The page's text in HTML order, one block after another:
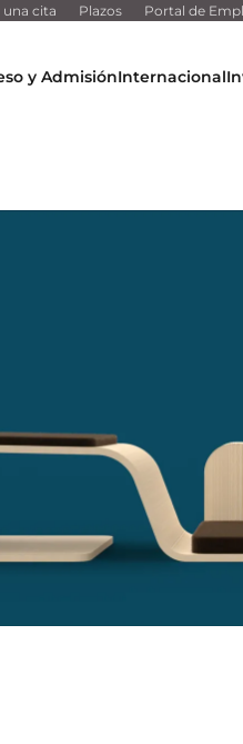
una cita Plazos Portal de
y AdmisiónInternacional